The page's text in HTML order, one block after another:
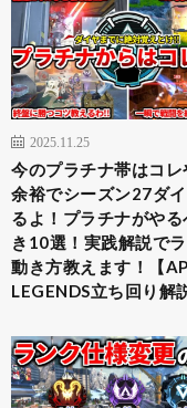
2025.11.25
今のプラチナ帯はコレ
余裕でシーズン27ダ
るよ！プラチナがやる
き10選！実践解説で
動き方教えます！【
LEGENDS立ち回り解